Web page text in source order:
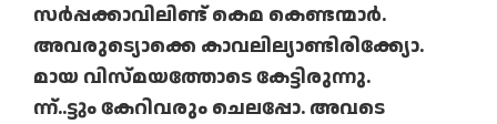
സർപ്പക്കാവിലിണ്ട് കെമ കെണ്ടന്മാർ.
അവരുട്യൊക്കെ കാവലില്യാണ്ടിരിക്ക്യോ.
മായ വിസ്മയത്തോടെ കേട്ടിരുന്നു.
ന്ന്..ട്ടും കേറിവരും ചെലപ്പോ. അവടെ